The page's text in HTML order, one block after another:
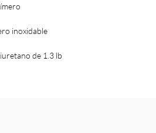
inoxidable
de 1.3 lb